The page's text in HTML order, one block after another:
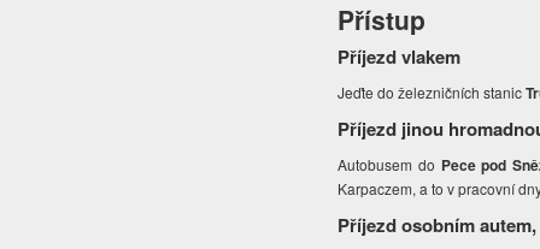
Přístup
Příjezd vlakem
Jeďte do železničních stanic
Příjezd jinou
Autobusem do Pece pod
Karpaczem, a to v pracovní
Příjezd osobním